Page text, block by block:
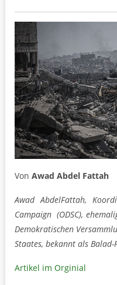
Von Awad Abdel Fattah
Awad AbdelFattah,
Campaign (ODSC),
Demokratischen
Staates, bekannt als Balad-
Artikel im Orginial